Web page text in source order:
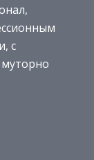
с